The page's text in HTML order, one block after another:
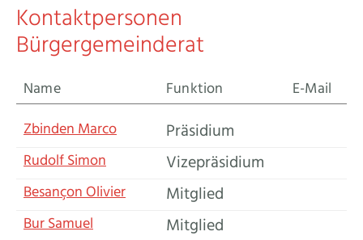
Kontaktpersonen
Bürgergemeinderat
Name Funktion
E-Mail
ZbindenMarco Funktion
Präsidium
RudolfSimon Funktion
Vizepräsidium
BesançonOlivier Funktion
Mitglied
BurSamuel Funktion
Mitglied